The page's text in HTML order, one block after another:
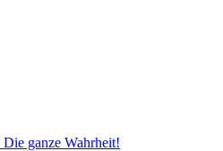
Die ganze Wahrheit!